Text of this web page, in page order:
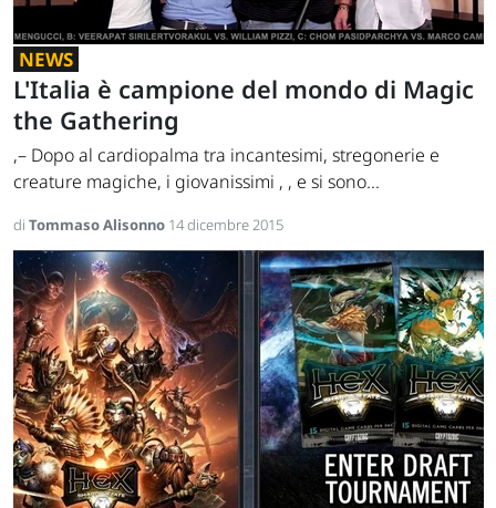
NEWS
L'Italia è campione del mondo di Magic
the Gathering
,– Dopo al cardiopalma tra incantesimi, stregonerie e
creature magiche, i giovanissimi , , e si sono...
di Tommaso Alisonno 14 dicembre 2015